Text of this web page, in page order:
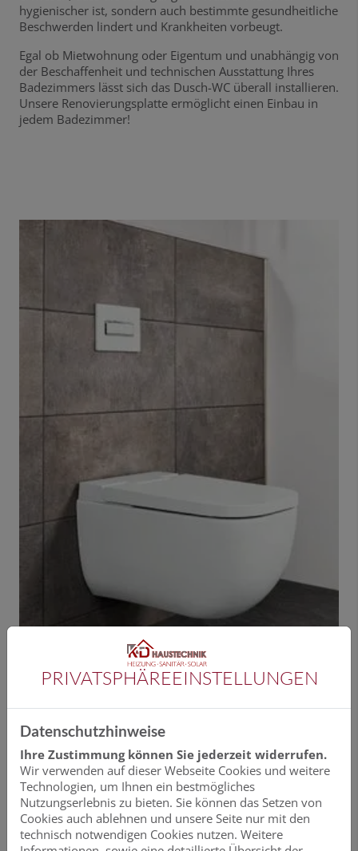
hygienischer ist, sondern auch bestimmte gesundheitliche
Beschwerden lindert und Krankheiten vorbeugt.
Egal ob Mietwohnung oder Eigentum und unabhängig von
der Beschaffenheit und technischen Ausstattung Ihres
Badezimmers lässt sich das Dusch-WC überall installieren.
Unsere Renovierungsplatte ermöglicht einen Einbau in
jedem Badezimmer!
VIGOUR DERBY AQUAWASH
Das Dusch-WC für Deutschland
Als „Dusch-WC für Deutschland“ garantiert das
AQUAWASH von VIGOUR derby ein dauerhaftes
Frischegefühl und individuelle Hygiene für jedermann.
PRIVATSPHÄRE­EINSTELLUNGEN
Datenschutzhinweise
Ihre Zustimmung können Sie jederzeit widerrufen.
Wir verwenden auf dieser Webseite Cookies und weitere
Technologien, um Ihnen ein bestmögliches
Nutzungserlebnis zu bieten. Sie können das Setzen von
Cookies auch ablehnen und unsere Seite nur mit den
technisch notwendigen Cookies nutzen. Weitere